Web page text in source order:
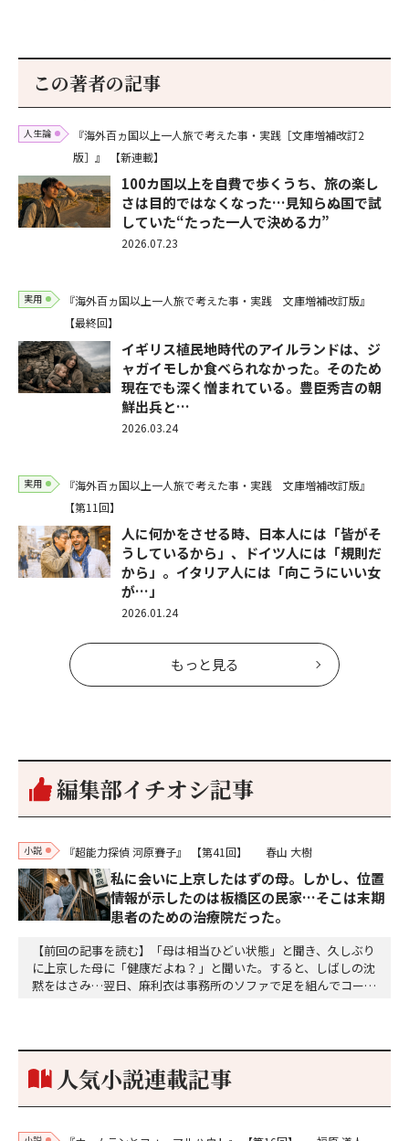
この著者の記事
人生論
『海外百ヵ国以上一人旅で考えた事・実践［文庫増補改訂2
版］』
【新連載】
100カ国以上を自費で歩くうち、旅の楽し
さは目的ではなくなった…見知らぬ国で試
していた“たった一人で決める力”
2026.07.23
実用
『海外百ヵ国以上一人旅で考えた事・実践 文庫増補改訂版』
【最終回】
イギリス植民地時代のアイルランドは、ジ
ャガイモしか食べられなかった。そのため
現在でも深く憎まれている。豊臣秀吉の朝
鮮出兵と…
2026.03.24
実用
『海外百ヵ国以上一人旅で考えた事・実践 文庫増補改訂版』
【第11回】
人に何かをさせる時、日本人には「皆がそ
うしているから」、ドイツ人には「規則だ
から」。イタリア人には「向こうにいい女
が…」
2026.01.24
もっと見る
編集部イチオシ記事
小説 『超能力探偵 河原賽子』 【第41回】 春山 大樹
私に会いに上京したはずの母。しかし、位置
情報が示したのは板橋区の民家…そこは末期
患者のための治療院だった。
【前回の記事を読む】「母は相当ひどい状態」と聞き、久しぶり
に上京した母に「健康だよね？」と聞いた。すると、しばしの沈
黙をはさみ…翌日、麻利衣は事務所のソファで足を組んでコーヒ
個のサイコロが握られていた。「やはり私はあなたの超…
人気小説連載記事